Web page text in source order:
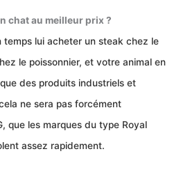
chat au meilleur prix ?
temps lui acheter un steak chez le
le poissonnier, et votre animal en
des produits industriels et
ne sera pas forcément
que les marques du type Royal
assez rapidement.